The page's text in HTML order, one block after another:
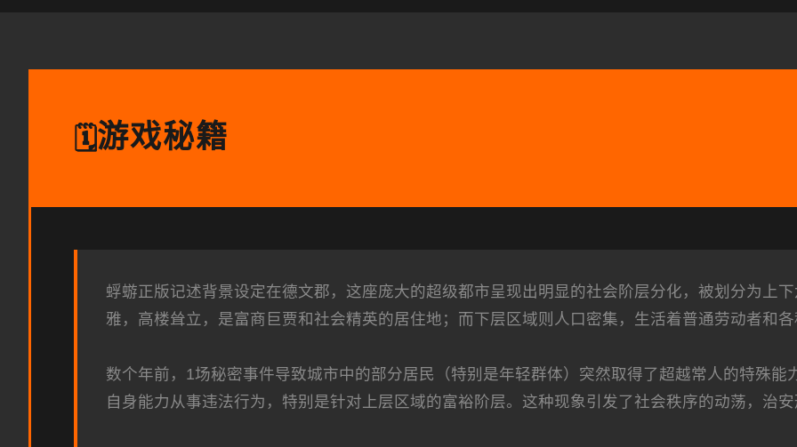
🗓️游戏秘籍
蜉蝣正版记述背景设定在德文郡，这座庞大的超级都市呈现出明显的社会阶层分化，被划分为上
雅，高楼耸立，是富商巨贾和社会精英的居住地；而下层区域则人口密集，生活着普通劳动者和
数个年前，1场秘密事件导致城市中的部分居民（特别是年轻群体）突然取得了超越常人的特殊
自身能力从事违法行为，特别是针对上层区域的富裕阶层。这种现象引发了社会秩序的动荡，治